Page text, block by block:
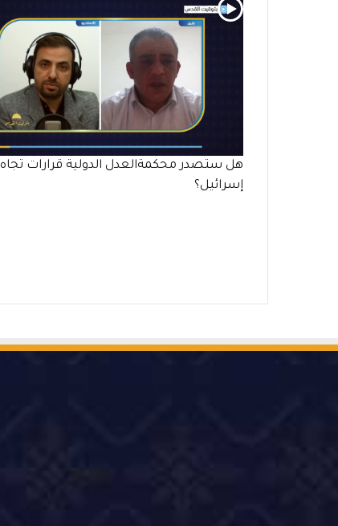
هل ستصدر محكمةالعدل الدولية قرارات تجاه
إسرائيل؟